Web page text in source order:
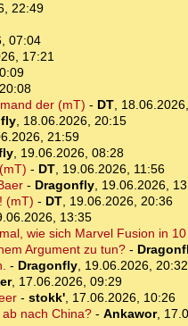
22:49
07:04
17:21
der (mT) - DT,
, 18.06.2026, 20:15
21:59
, 19.06.2026, 08:28
- DT, 19.06.2026, 11:56
- Dragonfly, 19.06.2026,
(mT) - DT, 19.06.2026, 20:36
13:35
wie sich Marvel Fusion in
Argument zu tun?-
- Dragonfly, 19.06.2026, 20:32
, 17.06.2026, 09:29
- stokk', 17.06.2026, 10:26
nach China?- Ankawor,